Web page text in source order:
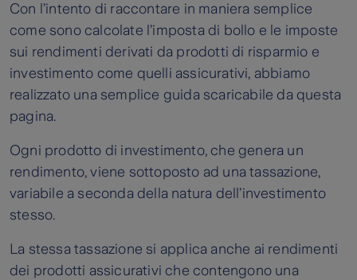
Con l’intento di raccontare in maniera semplice
come sono calcolate l’imposta di bollo e le imposte
sui rendimenti derivati da prodotti di risparmio e
investimento come quelli assicurativi, abbiamo
realizzato una semplice guida scaricabile da questa
pagina.
Ogni prodotto di investimento, che genera un
rendimento, viene sottoposto ad una tassazione,
variabile a seconda della natura dell’investimento
stesso.
La stessa tassazione si applica anche ai rendimenti
dei prodotti assicurativi che contengono una